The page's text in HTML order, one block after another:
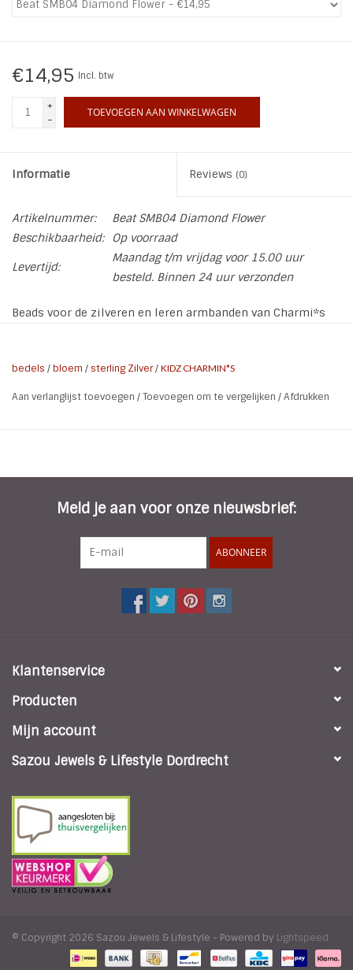
€14,95 Incl. btw
+
-
TOEVOEGEN AAN WINKELWAGEN
Informatie Reviews (0)
Artikelnummer:
Beat SMB04 Diamond Flower
Beschikbaarheid:
Op voorraad
Levertijd:
Maandag t/m vrijdag voor 15.00 uur
besteld. Binnen 24 uur verzonden
Beads voor de zilveren en leren armbanden van Charmi*s
bedels /bloem /sterling Zilver/ KIDZ CHARMIN*S
Aan verlanglijst toevoegen /Toevoegen om te vergelijken /Afdrukken
Meld je aan voor onze nieuwsbrief:
ABONNEER
Klantenservice
Producten
Mijn account
Sazou Jewels & Lifestyle Dordrecht
© Copyright 2026 Sazou Jewels & Lifestyle - Powered by Lightspeed